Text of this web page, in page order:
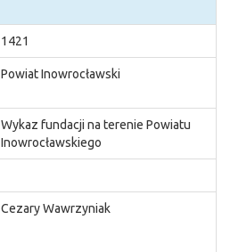
1421
Powiat Inowrocławski
Wykaz fundacji na terenie Powiatu
Inowrocławskiego
Cezary Wawrzyniak